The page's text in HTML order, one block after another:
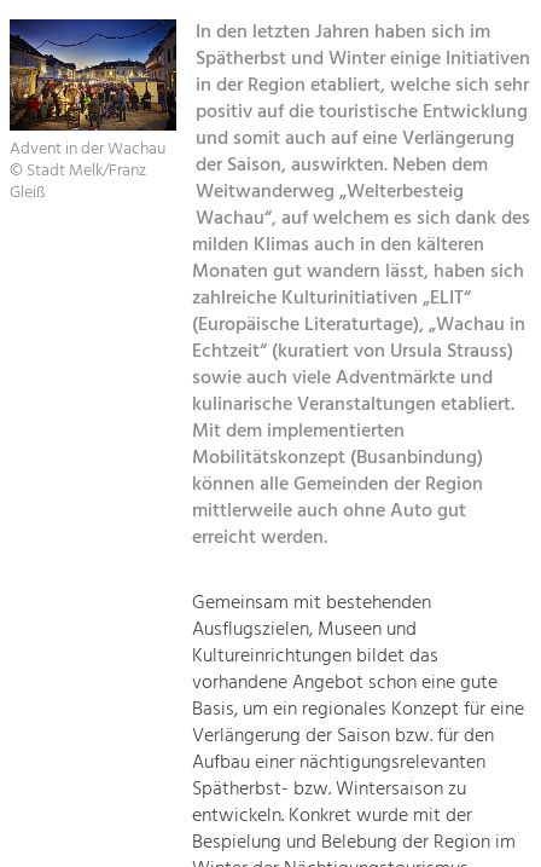
Impressum
Sitemap
Kontakt
Kulturlandschaft.
Tourismus
Angebotsentwicklung und
Positionierung.
Kunst & Kultur
Handwerk, Wissenschaft und Forschung.
Soziales, Bildung &
Gleichberechtigung, Jugend und
Mobilität & Energie
Klimawandel, öffentlicher Verkehr und
erneuerbare Energie
Steigerung regionaler Wertschöpfung
Advent in der Wachau
© Stadt Melk/Franz
Gleiß
In den letzten Jahren haben sich im
Spätherbst und Winter einige Initiativen
in der Region etabliert, welche sich sehr
positiv auf die touristische Entwicklung
und somit auch auf eine Verlängerung
der Saison, auswirkten. Neben dem
Weitwanderweg „Welterbesteig
Wachau“, auf welchem es sich dank des
milden Klimas auch in den kälteren
Monaten gut wandern lässt, haben sich
zahlreiche Kulturinitiativen „ELIT“
(Europäische Literaturtage), „Wachau in
Echtzeit“ (kuratiert von Ursula Strauss)
sowie auch viele Adventmärkte und
kulinarische Veranstaltungen etabliert.
Mit dem implementierten
Mobilitätskonzept (Busanbindung)
können alle Gemeinden der Region
mittlerweile auch ohne Auto gut
erreicht werden.
Gemeinsam mit bestehenden
Ausflugszielen, Museen und
Kultureinrichtungen bildet das
vorhandene Angebot schon eine gute
Basis, um ein regionales Konzept für eine
Verlängerung der Saison bzw. für den
Aufbau einer nächtigungsrelevanten
Spätherbst- bzw. Wintersaison zu
entwickeln. Konkret wurde mit der
Bespielung und Belebung der Region im